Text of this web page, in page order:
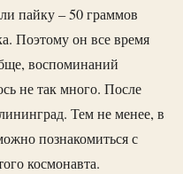
пайку – 50 граммов
Поэтому он все время
воспоминаний
не так много. После
Тем не менее, в
познакомиться с
космонавта.